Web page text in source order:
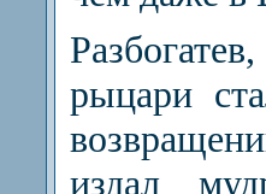
рыцари
издал